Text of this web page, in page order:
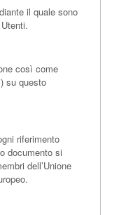
il quale sono
così come
su questo
riferimento
documento si
dell’Unione